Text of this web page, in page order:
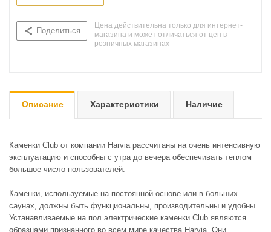
Поделиться
Цена действительна только для интернет-
магазина и может отличаться от цен в
розничных магазинах
Описание Характеристики Наличие
Каменки Club от компании Harvia рассчитаны на очень интенсивную
эксплуатацию и способны с утра до вечера обеспечивать теплом
большое число пользователей.
Каменки, используемые на постоянной основе или в больших
саунах, должны быть функциональны, производительны и удобны.
Устанавливаемые на пол электрические каменки Club являются
образцами признанного во всем мире качества Harvia. Они